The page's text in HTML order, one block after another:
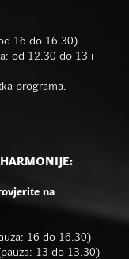
16 do 16.30)
od 12.30 do 13 i
programa.
na
16 do 16.30)
13 do 13.30)